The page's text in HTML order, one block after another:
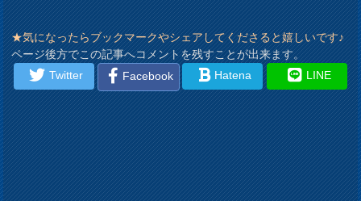
★気になったらブックマークやシェアしてくださると嬉しいです♪
ページ後方でこの記事へコメントを残すことが出来ます。
Twitter
Facebook Hatena LINE